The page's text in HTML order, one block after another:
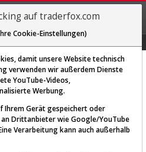
REGIS-
TRIEREN
ist nur für
auf traderfox.com
Cookie-Einstellungen)
damit unsere Website technisch
verwenden wir außerdem Dienste
YouTube-Videos,
Werbung.
Ihrem Gerät gespeichert oder
Drittanbieter wie Google/YouTube
Verarbeitung kann auch außerhalb